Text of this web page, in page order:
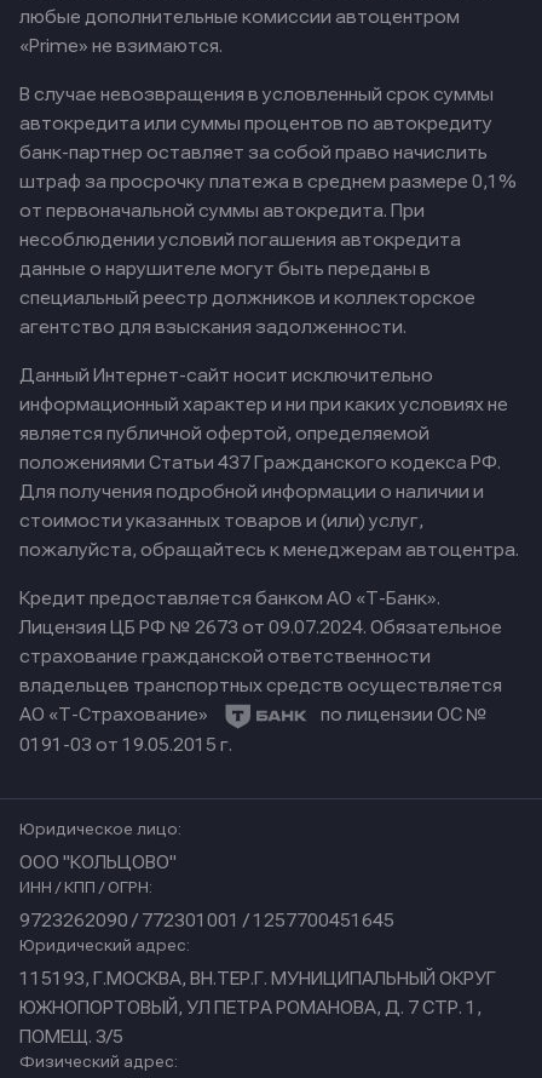
любые дополнительные комиссии автоцентром
«Prime» не взимаются.
В случае невозвращения в условленный срок суммы
автокредита или суммы процентов по автокредиту
банк-партнер оставляет за собой право начислить
штраф за просрочку платежа в среднем размере 0,1%
от первоначальной суммы автокредита. При
несоблюдении условий погашения автокредита
данные о нарушителе могут быть переданы в
специальный реестр должников и коллекторское
агентство для взыскания задолженности.
Данный Интернет-сайт носит исключительно
информационный характер и ни при каких условиях не
является публичной офертой, определяемой
положениями Статьи 437 Гражданского кодекса РФ.
Для получения подробной информации о наличии и
стоимости указанных товаров и (или) услуг,
пожалуйста, обращайтесь к менеджерам автоцентра.
Кредит предоставляется банком АО «Т-Банк».
Лицензия ЦБ РФ № 2673 от 09.07.2024. Обязательное
страхование гражданской ответственности
владельцев транспортных средств осуществляется
АО «Т-Страхование»
по лицензии ОС №
0191-03 от 19.05.2015 г.
Юридическое лицо:
ООО "КОЛЬЦОВО"
ИНН / КПП / ОГРН:
9723262090 / 772301001 / 1257700451645
Юридический адрес:
115193, Г.МОСКВА, ВН.ТЕР.Г. МУНИЦИПАЛЬНЫЙ ОКРУГ
ЮЖНОПОРТОВЫЙ, УЛ ПЕТРА РОМАНОВА, Д. 7 СТР. 1,
ПОМЕЩ. 3/5
Физический адрес: